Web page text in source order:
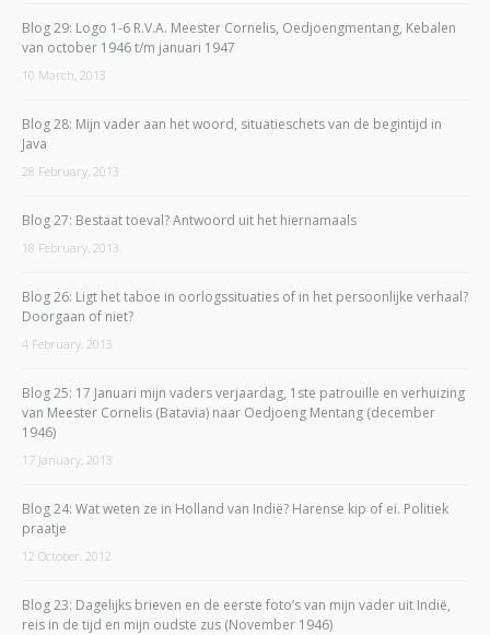
Blog 29: Logo 1-6 R.V.A. Meester Cornelis, Oedjoengmentang, Kebalen
van october 1946 t/m januari 1947
10 March, 2013
Blog 28: Mijn vader aan het woord, situatieschets van de begintijd in
Java
28 February, 2013
Blog 27: Bestaat toeval? Antwoord uit het hiernamaals
18 February, 2013
Blog 26: Ligt het taboe in oorlogssituaties of in het persoonlijke verhaal?
Doorgaan of niet?
4 February, 2013
Blog 25: 17 Januari mijn vaders verjaardag, 1ste patrouille en verhuizing
van Meester Cornelis (Batavia) naar Oedjoeng Mentang (december
1946)
17 January, 2013
Blog 24: Wat weten ze in Holland van Indië? Harense kip of ei. Politiek
praatje
12 October, 2012
Blog 23: Dagelijks brieven en de eerste foto’s van mijn vader uit Indië,
reis in de tijd en mijn oudste zus (November 1946)